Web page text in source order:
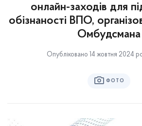
онлайн-заходів для
обізнаності ВПО,
Омбудсмана
Опубліковано 14 жовтня 2024
ФОТО